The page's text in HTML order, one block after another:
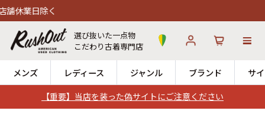
【重要】当店を装った偽サイトにご注意ください
選び抜いた一点物
こだわり古着専門店
メンズ レディース ジャンル ブランド サ